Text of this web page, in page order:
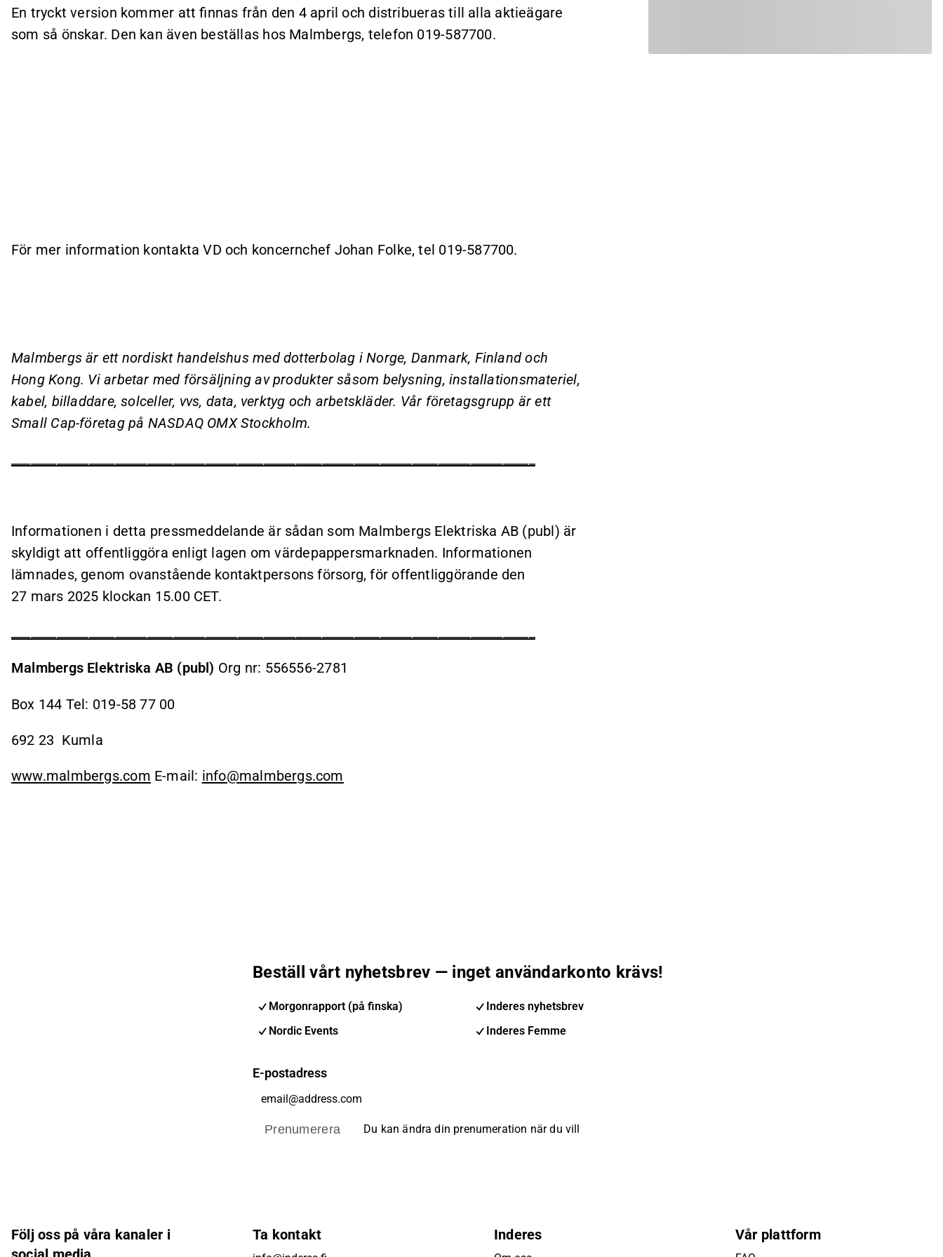
En tryckt version kommer att finnas från den 4 april och distribueras till alla aktieägare
som så önskar. Den kan även beställas hos Malmbergs, telefon 019-587700.
För mer information kontakta VD och koncernchef Johan Folke, tel 019-587700.
Malmbergs är ett nordiskt handelshus med dotterbolag i Norge, Danmark, Finland och
Hong Kong. Vi arbetar med försäljning av produkter såsom belysning, installationsmateriel,
kabel, billaddare, solceller, vvs, data, verktyg och arbetskläder. Vår företagsgrupp är ett
Small Cap-företag på NASDAQ OMX Stockholm.
Informationen i detta pressmeddelande är sådan som Malmbergs Elektriska AB (publ) är
skyldigt att offentliggöra enligt lagen om värdepappersmarknaden. Informationen
lämnades, genom ovanstående kontaktpersons försorg, för offentliggörande den
27 mars 2025 klockan 15.00 CET.
Malmbergs Elektriska AB (publ) Org nr: 556556-2781
Box 144 Tel: 019-58 77 00
692 23 Kumla
www.malmbergs.com E-mail: info@malmbergs.com
Beställ vårt nyhetsbrev — inget användarkonto krävs!
Morgonrapport (på finska)
Inderes nyhetsbrev
Nordic Events
Inderes Femme
E-postadress
Prenumerera Du kan ändra din prenumeration när du vill
Följ oss på våra kanaler i
Ta kontakt Inderes Vår plattform